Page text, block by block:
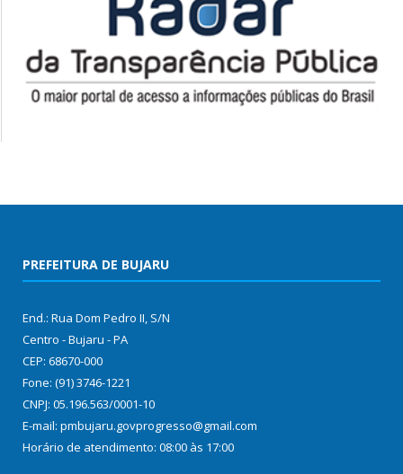
PREFEITURA DE BUJARU
End.: Rua Dom Pedro II, S/N
Centro - Bujaru - PA
CEP: 68670-000
Fone: (91) 3746-1221
CNPJ: 05.196.563/0001-10
E-mail: pmbujaru.govprogresso@gmail.com
Horário de atendimento: 08:00 às 17:00